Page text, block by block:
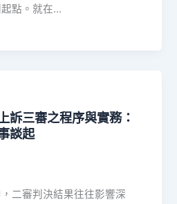
點。就在…
訴三審之程序與實務：
談起
二審判決結果往往影響深